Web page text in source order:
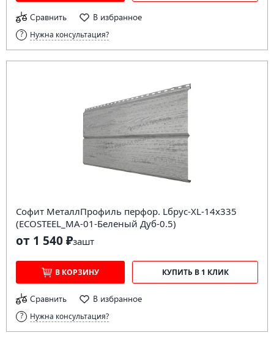
Сравнить В избранное
Нужна консультация?
Софит МеталлПрофиль перфор. Lбрус-XL-14х335
(ECOSTEEL_MA-01-Беленый Дуб-0.5)
от 1 540 ₽зашт
В КОРЗИНУ КУПИТЬ В 1 КЛИК
Сравнить В избранное
Нужна консультация?